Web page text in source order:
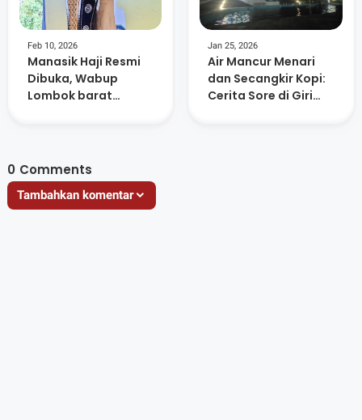
Feb 10, 2026
Manasik Haji Resmi
Dibuka, Wabup
Lombok barat
Jan 25, 2026
Air Mancur Menari
dan Secangkir Kopi:
Cerita Sore di Giri
0 Comments
Tambahkan komentar